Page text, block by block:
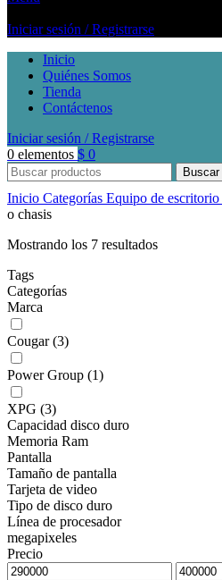
Iniciar sesión / Registrarse
Inicio
Quiénes Somos
Tienda
Contáctenos
Iniciar sesión / Registrarse
0 elementos $ 0
Buscar
Inicio Categorías Equipo de escritorio
o chasis
Mostrando los 7 resultados
Tags
Categorías
Marca
Cougar (3)
Power Group (1)
XPG (3)
Capacidad disco duro
Memoria Ram
Pantalla
Tamaño de pantalla
Tarjeta de video
Tipo de disco duro
Línea de procesador
megapixeles
Precio